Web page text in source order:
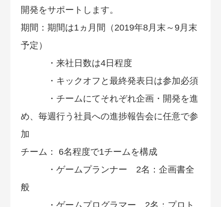
開発をサポートします。
期間：期間は1ヵ月間（2019年8月末～9月末
予定）
・来社日数は4日程度
・キックオフと最終発表日は参加必須
・チームにてそれぞれ企画・開発を進
め、毎週行う社員への進捗報告会に任意で参
加
チーム： 6名程度で1チームを構成
・ゲームプランナー 2名：企画書全
般